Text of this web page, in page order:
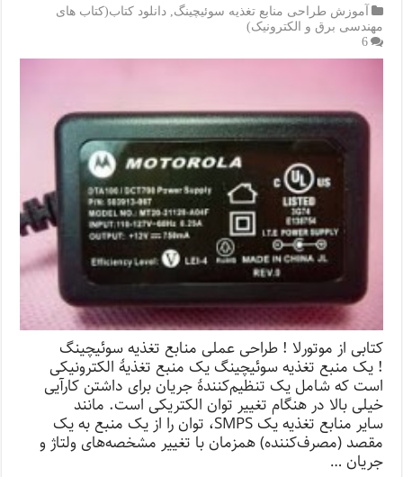
آموزش طراحی منابع تغذیه سوئیچینگ ,دانلود کتاب(کتاب های
مهندسی برق و الکترونیک)
6
کتابی از موتورلا ! طراحی عملی منابع تغذیه سوئیچینگ
! یک منبع تغذیه سوئیچینگ یک منبع تغذیهٔ الکترونیکی
است که شامل یک تنظیم‌کنندهٔ جریان برای داشتن کارآیی
خیلی بالا در هنگام تغییر توان الکتریکی است. مانند
سایر منابع تغذیه یک SMPS، توان را از یک منبع به یک
مقصد (مصرف‌کننده) همزمان با تغییر مشخصه‌های ولتاژ و
جریان …